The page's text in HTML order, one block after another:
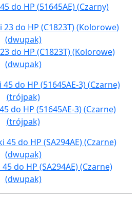
do HP (51645AE) (Czarny)
do HP (C1823T) (Kolorowe)
(dwupak)
do HP (51645AE-3) (Czarne)
(trójpak)
do HP (SA294AE) (Czarne)
(dwupak)